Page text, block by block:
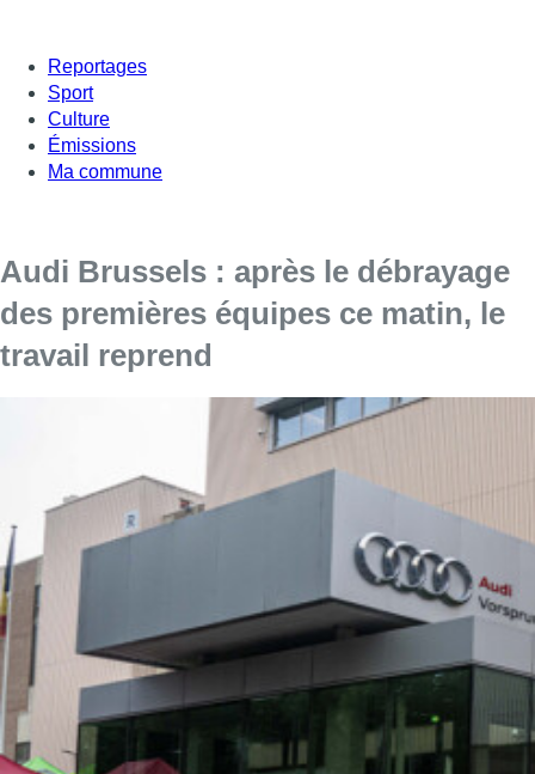
Reportages
Sport
Culture
Émissions
Ma commune
Audi Brussels : après le débrayage
des premières équipes ce matin, le
travail reprend